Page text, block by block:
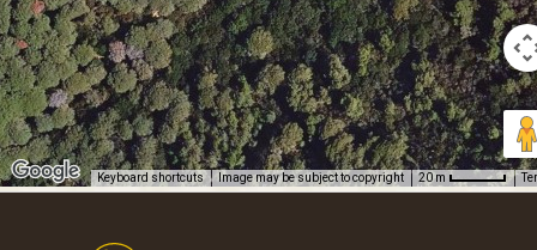
Keyboard shortcuts Image may be subject to copyright 20 m